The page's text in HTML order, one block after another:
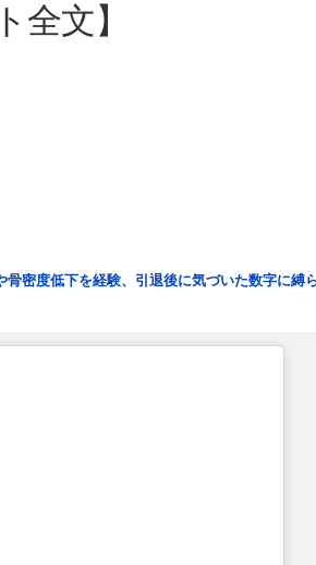
全文】
密度低下を経験、引退後に気づいた数字に縛